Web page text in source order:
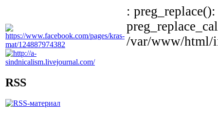
RSS
:
/var/www/html/